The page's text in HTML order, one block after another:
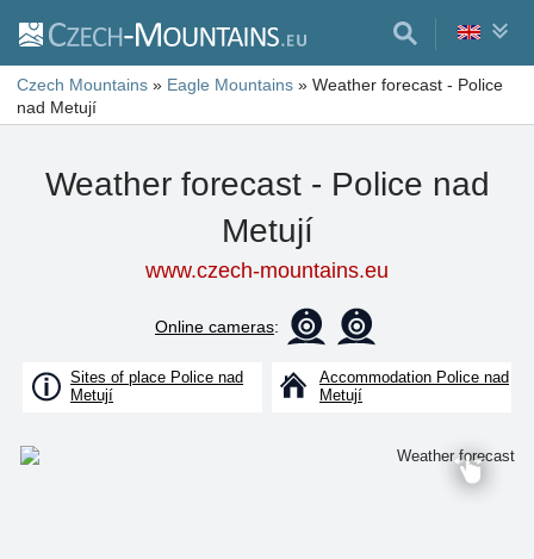
Czech Mountains » Eagle Mountains » Weather forecast - Police
nad Metují
Weather forecast - Police nad
Metují
www.czech-mountains.eu
Online cameras:
Sites of place Police nad
Metují
Accommodation Police nad
Metují